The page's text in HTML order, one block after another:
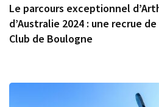
Le parcours exceptionnel
d’Australie 2024 : une recrue
Club de Boulogne